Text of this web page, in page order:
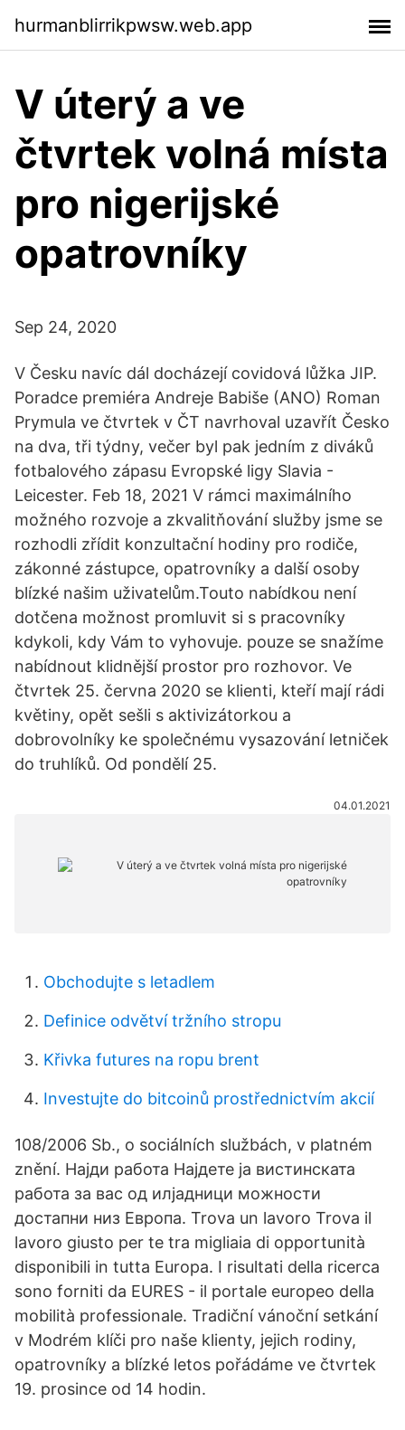
hurmanblirrikpwsw.web.app
V úterý a ve
čtvrtek volná místa
pro nigerijské
opatrovníky
Sep 24, 2020
V Česku navíc dál docházejí covidová lůžka JIP.
Poradce premiéra Andreje Babiše (ANO) Roman
Prymula ve čtvrtek v ČT navrhoval uzavřít Česko
na dva, tři týdny, večer byl pak jedním z diváků
fotbalového zápasu Evropské ligy Slavia -
Leicester. Feb 18, 2021 V rámci maximálního
možného rozvoje a zkvalitňování služby jsme se
rozhodli zřídit konzultační hodiny pro rodiče,
zákonné zástupce, opatrovníky a další osoby
blízké našim uživatelům.Touto nabídkou není
dotčena možnost promluvit si s pracovníky
kdykoli, kdy Vám to vyhovuje. pouze se snažíme
nabídnout klidnější prostor pro rozhovor. Ve
čtvrtek 25. června 2020 se klienti, kteří mají rádi
květiny, opět sešli s aktivizátorkou a
dobrovolníky ke společnému vysazování letniček
do truhlíků. Od pondělí 25.
04.01.2021
Obchodujte s letadlem
Definice odvětví tržního stropu
Křivka futures na ropu brent
Investujte do bitcoinů prostřednictvím akcií
108/2006 Sb., o sociálních službách, v platném
znění. Најди работа Најдете ја вистинската
работа за вас од илјадници можности
достапни низ Европа. Trova un lavoro Trova il
lavoro giusto per te tra migliaia di opportunità
disponibili in tutta Europa. I risultati della ricerca
sono forniti da EURES - il portale europeo della
mobilità professionale. Tradiční vánoční setkání
v Modrém klíči pro naše klienty, jejich rodiny,
opatrovníky a blízké letos pořádáme ve čtvrtek
19. prosince od 14 hodin.